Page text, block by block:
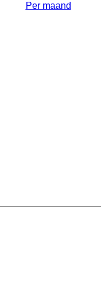
Per maand